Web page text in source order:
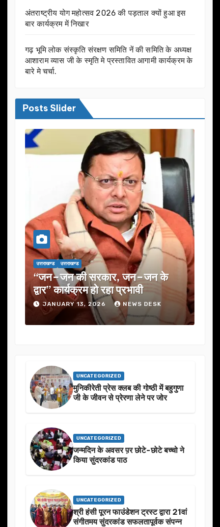
अंतराष्ट्रीय योग महोत्सव 2026 की पड़ताल क्यों हुआ इस
बार कार्यक्रम में निखार
गढ़ भूमि लोक संस्कृति संरक्षण समिति नें की समिति के अध्यक्ष
आशाराम व्यास जी के स्मृति मे प्रस्तावित आगामी कार्यक्रम के
बारे मे चर्चा.
Posts Slider
उत्तराखण्ड
“जन–जन की सरकार, जन–जन के
द्वार” कार्यक्रम हो रहा प्रभावी
JANUARY 13, 2026 NEWS DESK
उत्तराखण्ड
यूजेवीएन
में कई अहम
UNCATEGORIZED
मुनिकीरेती प्रेस क्लब की गोष्ठी में बहुगुणा
जी के जीवन से प्रेरणा लेने पर जोर
UNCATEGORIZED
जन्मदिन के अवसर प़र छोटे-छोटे बच्चो ने
किया सुंदरकांड पाठ
UNCATEGORIZED
श्री हंसी पूरन फाउंडेशन ट्रस्ट द्वारा 21वां
संगीतमय सुंदरकांड सफलतापूर्वक संपन्न